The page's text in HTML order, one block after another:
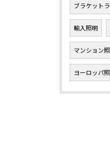
ブラケット
輸入照明
マンション
ヨーロッパ